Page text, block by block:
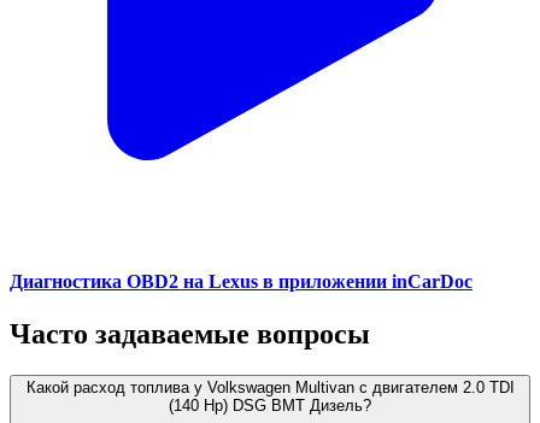
Диагностика OBD2 на Lexus в приложении inCarDoc
Часто задаваемые вопросы
Какой расход топлива у Volkswagen Multivan с двигателем 2.0 TDI
(140 Hp) DSG BMT Дизель?